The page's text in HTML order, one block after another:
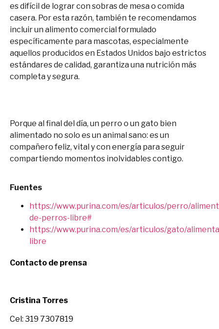
es difícil de lograr con sobras de mesa o comida
casera. Por esta razón, también te recomendamos
incluir un alimento comercial formulado
específicamente para mascotas, especialmente
aquellos producidos en Estados Unidos bajo estrictos
estándares de calidad, garantiza una nutrición más
completa y segura.
Porque al final del día, un perro o un gato bien
alimentado no solo es un animal sano: es un
compañero feliz, vital y con energía para seguir
compartiendo momentos inolvidables contigo.
Fuentes
https://www.purina.com/es/articulos/perro/
de-perros-libre#
https://www.purina.com/es/articulos/gato/
libre
Contacto de prensa
Cristina Torres
Cel: 319 7307819